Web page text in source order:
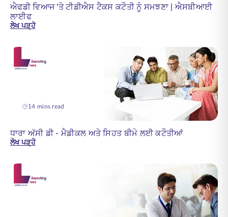
ਐਫਡੀ ਵਿਆਜ 'ਤੇ ਟੀਡੀਐਸ ਟੈਕਸ ਕਟੌਤੀ ਨੂੰ ਸਮਝਣਾ | ਐਸਬੀਆਈ
ਲਾਈਫ
ਲੇਖ ਪੜ੍ਹੋ
14 mins read
ਧਾਰਾ ਅੱਸੀ ਡੀ - ਮੈਡੀਕਲ ਅਤੇ ਸਿਹਤ ਬੀਮੇ ਲਈ ਕਟੌਤੀਆਂ
ਲੇਖ ਪੜ੍ਹੋ